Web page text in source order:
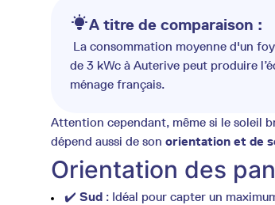
A titre de comparaison :
La consommation moyenne d'un
de 3 kWc à Auterive peut produire
ménage français.
Attention cependant, même si le soleil
dépend aussi de son orientation et de
Orientation des
✔️ Sud : Idéal pour capter un